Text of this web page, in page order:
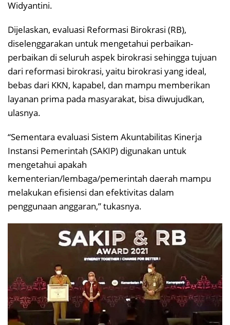
Widyantini.
Dijelaskan, evaluasi Reformasi Birokrasi (RB),
diselenggarakan untuk mengetahui perbaikan-
perbaikan di seluruh aspek birokrasi sehingga tujuan
dari reformasi birokrasi, yaitu birokrasi yang ideal,
bebas dari KKN, kapabel, dan mampu memberikan
layanan prima pada masyarakat, bisa diwujudkan,
ulasnya.
“Sementara evaluasi Sistem Akuntabilitas Kinerja
Instansi Pemerintah (SAKIP) digunakan untuk
mengetahui apakah
kementerian/lembaga/pemerintah daerah mampu
melakukan efisiensi dan efektivitas dalam
penggunaan anggaran,” tukasnya.